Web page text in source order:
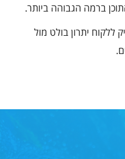
ברמה הגבוהה ביותר.
ללקוח יתרון בולט מול